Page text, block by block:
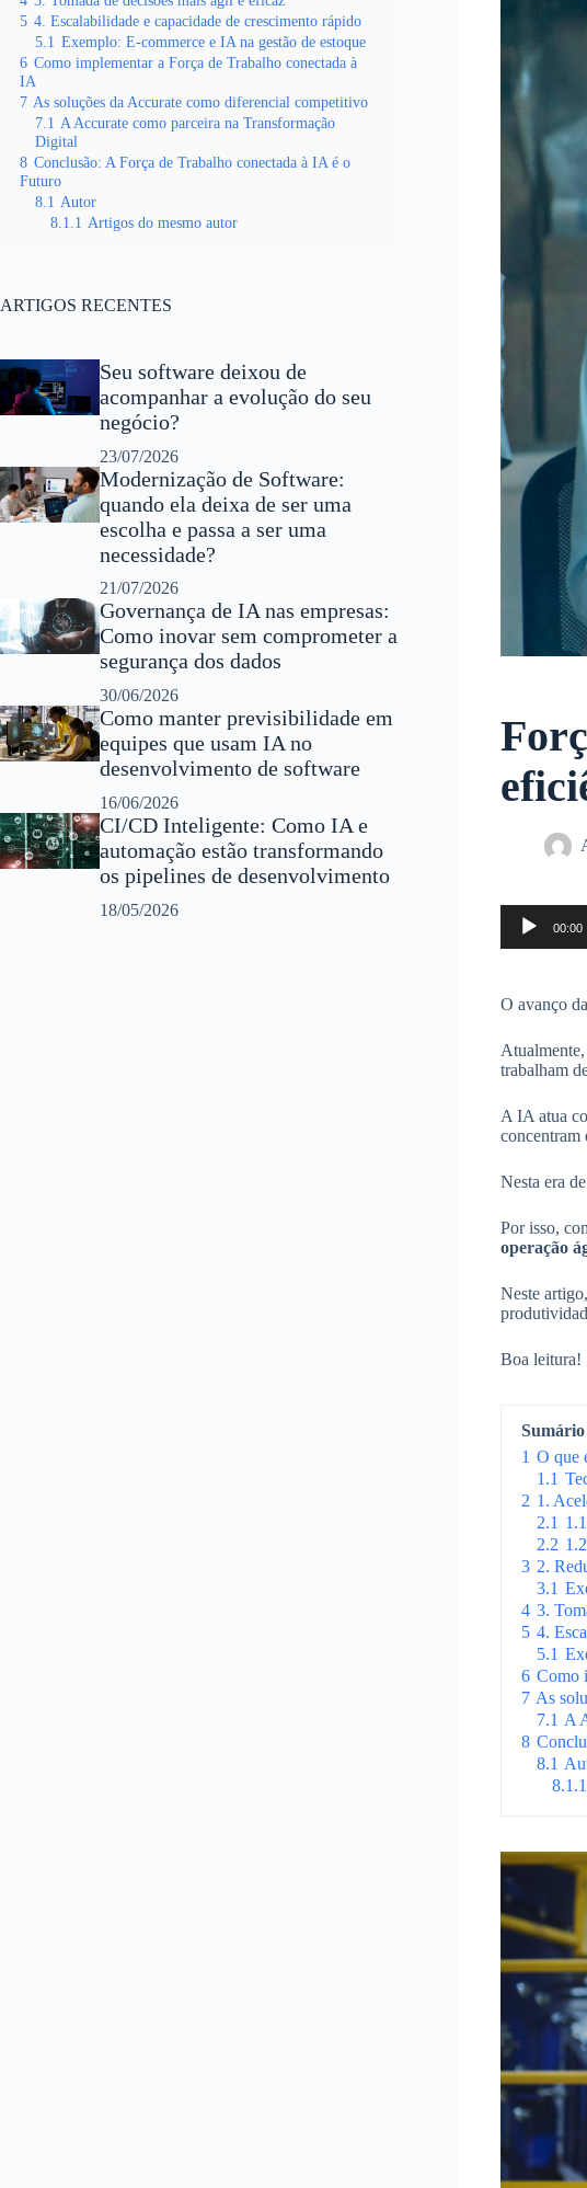
Tocador
áudio
00:00
O avanço da
trabalham
A IA atua
concentram
Nesta era de
Por isso,
operação
Neste
Boa leitura!
Sumário
1 O que
1.1
2 1.
2.1
2.2
3 2.
3.1
4 3.
5 4.
5.1
6 Como
7 As
7.1 A
8
8.1
8.1.1
5 4. Escalabilidade e capacidade de crescimento rápido
5.1 Exemplo: E-commerce e IA na gestão de estoque
6 Como implementar a Força de Trabalho conectada à
IA
7 As soluções da Accurate como diferencial competitivo
7.1 A Accurate como parceira na Transformação
Digital
8 Conclusão: A Força de Trabalho conectada à IA é o
Futuro
8.1 Autor
8.1.1 Artigos do mesmo autor
ARTIGOS RECENTES
Seu software deixou de
acompanhar a evolução do seu
negócio?
23/07/2026
Modernização de Software:
quando ela deixa de ser uma
escolha e passa a ser uma
necessidade?
21/07/2026
Governança de IA nas empresas:
Como inovar sem comprometer a
segurança dos dados
30/06/2026
Como manter previsibilidade em
equipes que usam IA no
desenvolvimento de software
16/06/2026
CI/CD Inteligente: Como IA e
automação estão transformando
os pipelines de desenvolvimento
18/05/2026